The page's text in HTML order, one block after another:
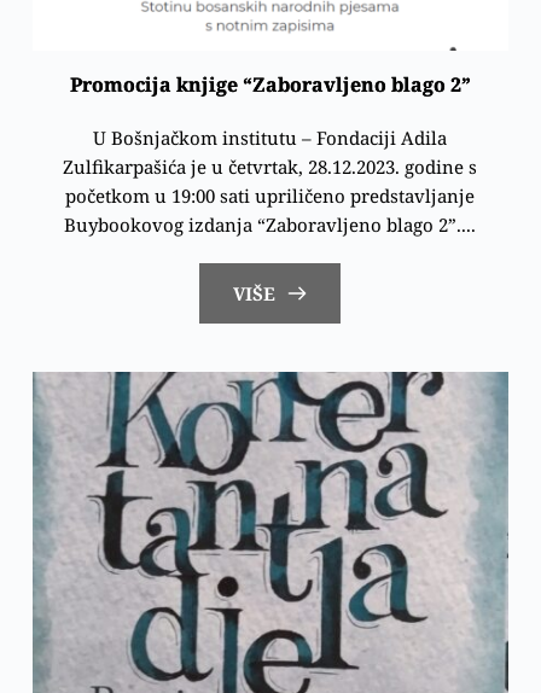
Promocija knjige “Zaboravljeno blago 2”
U Bošnjačkom institutu – Fondaciji Adila
Zulfikarpašića je u četvrtak, 28.12.2023. godine s
početkom u 19:00 sati upriličeno predstavljanje
Buybookovog izdanja “Zaboravljeno blago 2”....
VIŠE